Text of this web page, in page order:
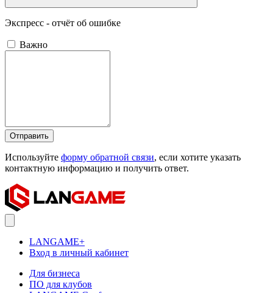
Экспресс - отчёт об ошибке
Важно
Отправить
Используйте форму обратной связи, если хотите указать
контактную информацию и получить ответ.
LANGAME+
Вход в личный кабинет
Для бизнеса
ПО для клубов